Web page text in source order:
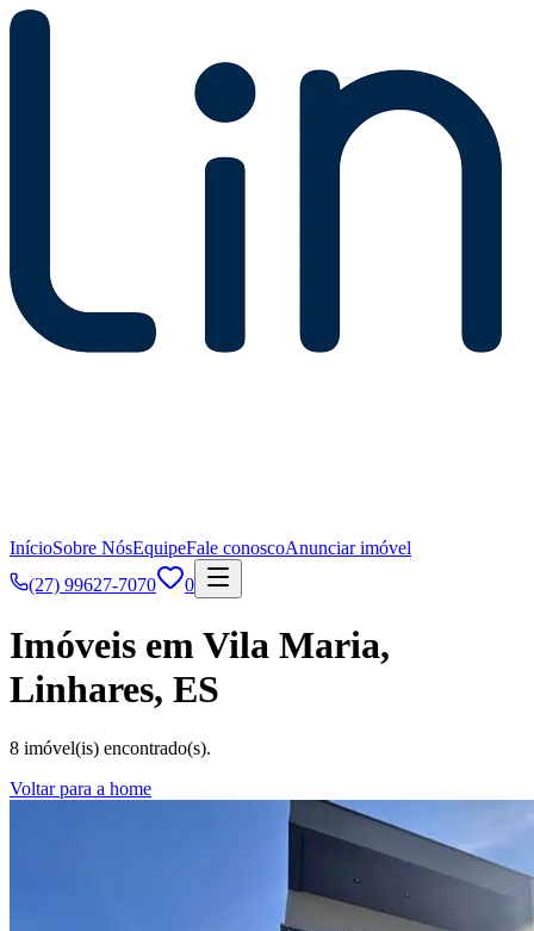
InícioSobre NósEquipeFale conoscoAnunciar imóvel
(27) 99627-7070
0
Imóveis em Vila Maria,
Linhares, ES
8 imóvel(is) encontrado(s).
Voltar para a home